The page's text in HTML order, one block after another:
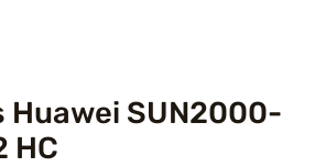
Huawei SUN2000-
HC